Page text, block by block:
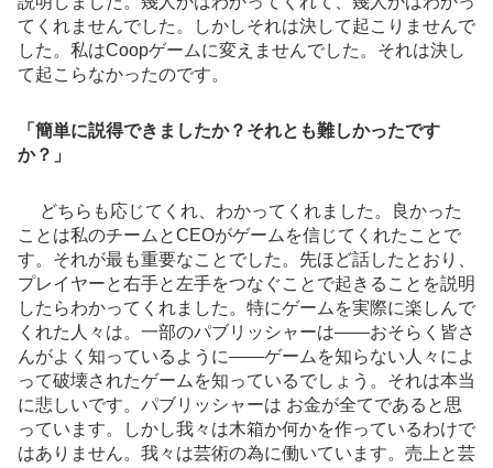
てくれませんでした。しかしそれは決して起こりませんで
した。私はCoopゲームに変えませんでした。それは決し
て起こらなかったのです。
「簡単に説得できましたか？それとも難しかったです
か？」
どちらも応じてくれ、わかってくれました。良かった
ことは私のチームとCEOがゲームを信じてくれたことで
す。それが最も重要なことでした。先ほど話したとおり、
プレイヤーと右手と左手をつなぐことで起きることを説明
したらわかってくれました。特にゲームを実際に楽しんで
くれた人々は。一部のパブリッシャーは――おそらく皆さ
んがよく知っているように――ゲームを知らない人々によ
って破壊されたゲームを知っているでしょう。それは本当
に悲しいです。パブリッシャーは お金が全てであると思
っています。しかし我々は木箱か何かを作っているわけで
はありません。我々は芸術の為に働いています。売上と芸